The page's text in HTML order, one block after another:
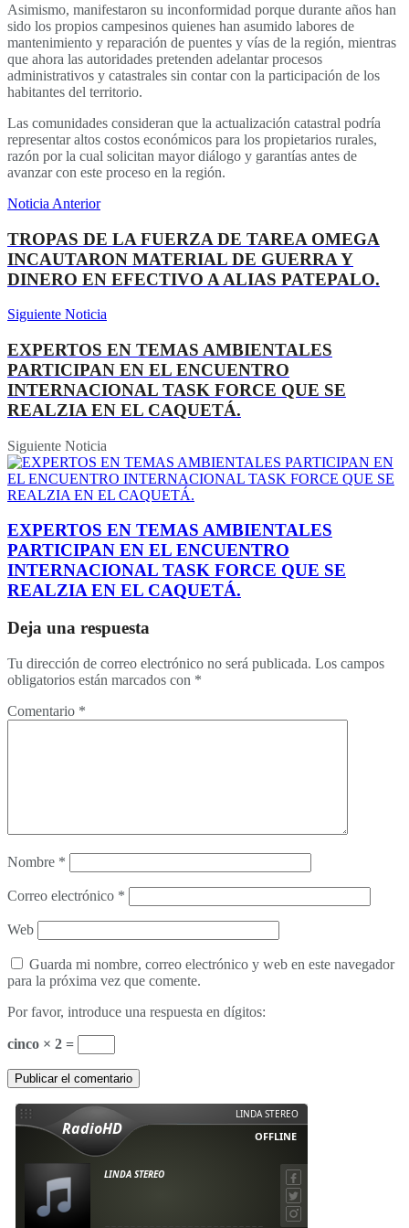
Asimismo, manifestaron su inconformidad porque durante años han
sido los propios campesinos quienes han asumido labores de
mantenimiento y reparación de puentes y vías de la región, mientras
que ahora las autoridades pretenden adelantar procesos
administrativos y catastrales sin contar con la participación de los
habitantes del territorio.
Las comunidades consideran que la actualización catastral podría
representar altos costos económicos para los propietarios rurales,
razón por la cual solicitan mayor diálogo y garantías antes de
avanzar con este proceso en la región.
Noticia Anterior
TROPAS DE LA FUERZA DE TAREA OMEGA
INCAUTARON MATERIAL DE GUERRA Y
DINERO EN EFECTIVO A ALIAS PATEPALO.
Siguiente Noticia
EXPERTOS EN TEMAS AMBIENTALES
PARTICIPAN EN EL ENCUENTRO
INTERNACIONAL TASK FORCE QUE SE
REALZIA EN EL CAQUETÁ.
Siguiente Noticia
EXPERTOS EN TEMAS AMBIENTALES
PARTICIPAN EN EL ENCUENTRO
INTERNACIONAL TASK FORCE QUE SE
REALZIA EN EL CAQUETÁ.
Deja una respuesta
Tu dirección de correo electrónico no será publicada. Los campos
obligatorios están marcados con *
Comentario *
Nombre *
Correo electrónico *
Web
Guarda mi nombre, correo electrónico y web en este navegador
para la próxima vez que comente.
Por favor, introduce una respuesta en dígitos:
cinco × 2 =